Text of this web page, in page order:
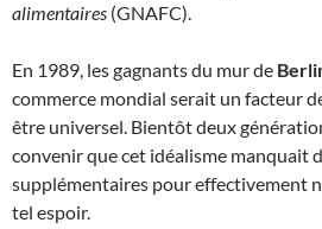
alimentaires (GNAFC).
En 1989, les gagnants du mur de
commerce mondial serait un facteur
être universel. Bientôt deux
convenir que cet idéalisme manquait
supplémentaires pour effectivement
tel espoir.